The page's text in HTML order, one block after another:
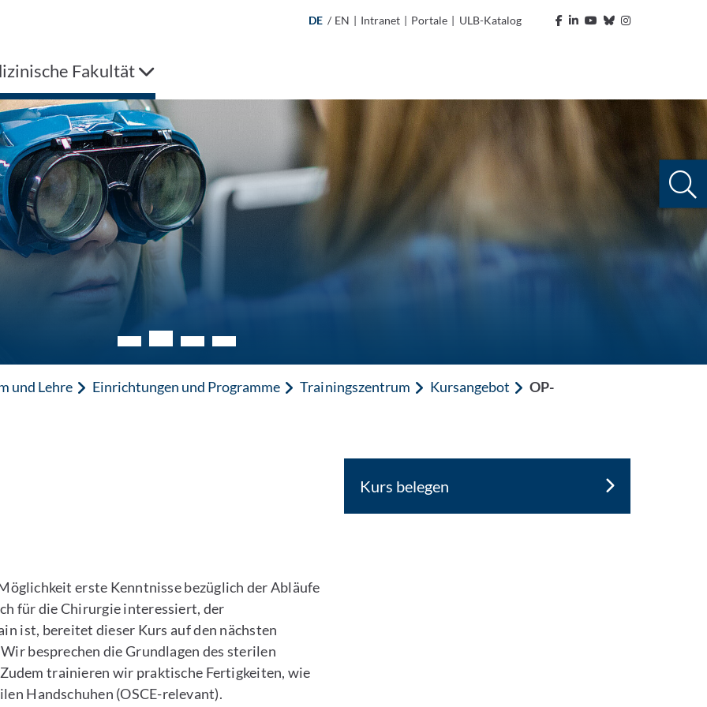
DE / EN | Intranet | Portale | ULB-Katalog
Fakultät
und Lehre Einrichtungen und Programme Trainingszentrum Kursangebot
OP-
erste Kenntnisse bezüglich der Abläufe
für die Chirurgie interessiert, der
ist, bereitet dieser Kurs auf den nächsten
besprechen die Grundlagen des sterilen
trainieren wir praktische Fertigkeiten, wie
Handschuhen (OSCE-relevant).
Kurs belegen